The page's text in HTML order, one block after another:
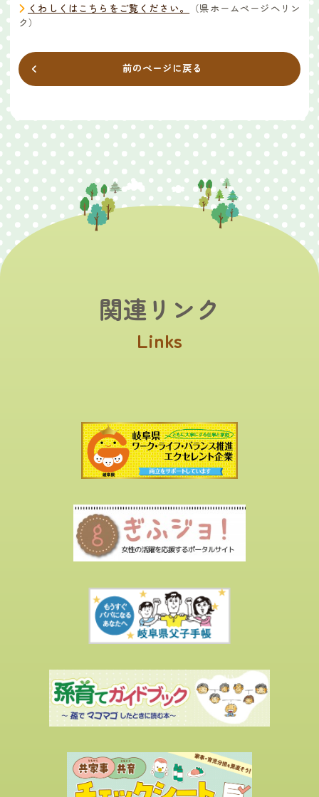
くわしくはこちらをご覧ください。
（県ホームページへリン
ク）
前のページに戻る
関連リンク
Links